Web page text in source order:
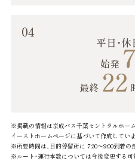
04
平日・
始発
最終 22
※掲載の情報は京成バス千葉セントラルホー
イーストホームページに基づいて作成していま
※所要時間は、目的停留所に 7:30〜9:00到着の
※ルート・運行本数については今後変更する可